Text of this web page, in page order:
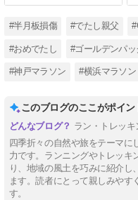
#半月板損傷 #でたし親父
#おめでたし #ゴールデンパ
#神戸マラソン #横浜マラソン
このブログのここがポイン
ラン・トレッ
四季折々の自然や旅をテーマに
力です。ランニングやトレッキ
り、地域の風土を巧みに紹介
ます。読者にとって親しみやす
す。